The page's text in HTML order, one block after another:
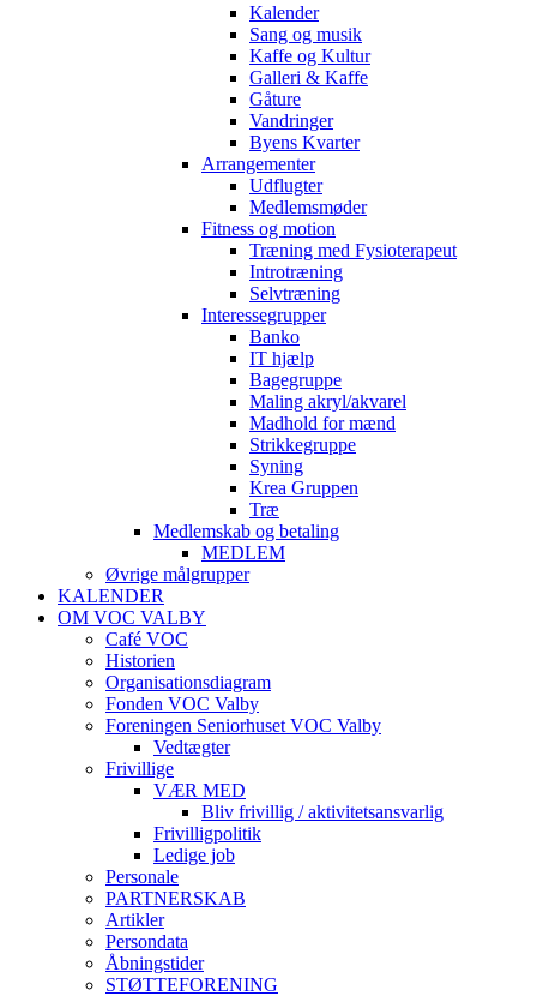
Kalender
Sang og musik
Kaffe og Kultur
Galleri & Kaffe
Gåture
Vandringer
Byens Kvarter
Arrangementer
Udflugter
Medlemsmøder
Fitness og motion
Træning med Fysioterapeut
Introtræning
Selvtræning
Interessegrupper
Banko
IT hjælp
Bagegruppe
Maling akryl/akvarel
Madhold for mænd
Strikkegruppe
Syning
Krea Gruppen
Træ
Medlemskab og betaling
MEDLEM
Øvrige målgrupper
KALENDER
OM VOC VALBY
Café VOC
Historien
Organisationsdiagram
Fonden VOC Valby
Foreningen Seniorhuset VOC Valby
Vedtægter
Frivillige
VÆR MED
Bliv frivillig / aktivitetsansvarlig
Frivilligpolitik
Ledige job
Personale
PARTNERSKAB
Artikler
Persondata
Åbningstider
STØTTEFORENING